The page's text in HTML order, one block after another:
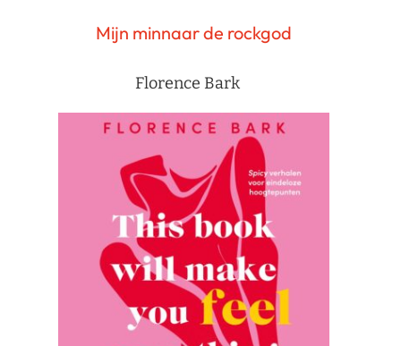
Mijn minnaar de rockgod
Florence Bark